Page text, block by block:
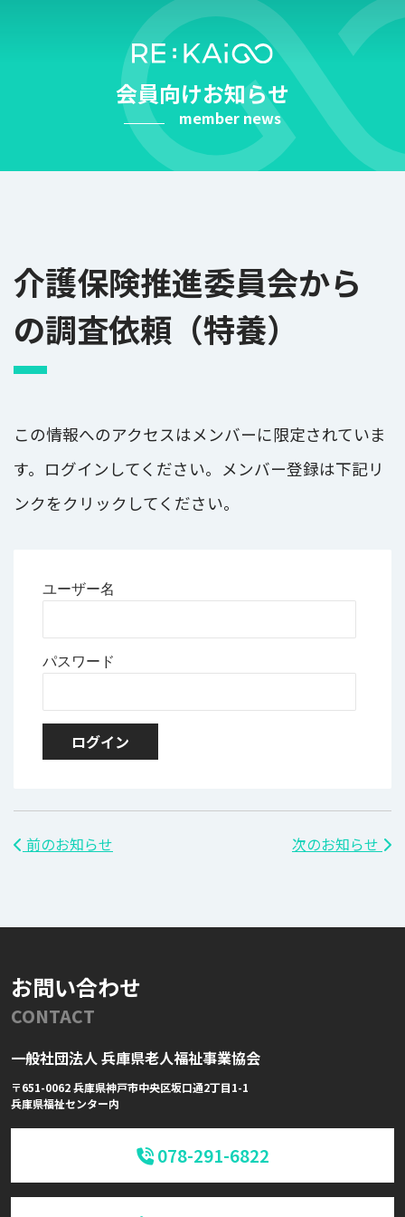
会員向けお知らせ
member news
介護保険推進委員会から
の調査依頼（特養）
この情報へのアクセスはメンバーに限定されていま
す。ログインしてください。メンバー登録は下記リ
ンクをクリックしてください。
ユーザー名
パスワード
投
ゲ
ー
シ
ョ
ン
前のお知らせ 次のお知らせ
お問い合わせ
CONTACT
一般社団法人 兵庫県老人福祉事業協会
〒651-0062 兵庫県神戸市中央区坂口通2丁目1-1
兵庫県福祉センター内
078-291-6822